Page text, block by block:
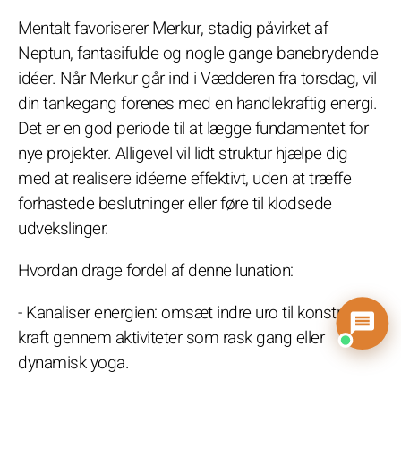
Mentalt favoriserer Merkur, stadig påvirket af
Neptun, fantasifulde og nogle gange banebrydende
idéer. Når Merkur går ind i Vædderen fra torsdag, vil
din tankegang forenes med en handlekraftig energi.
Det er en god periode til at lægge fundamentet for
nye projekter. Alligevel vil lidt struktur hjælpe dig
med at realisere idéerne effektivt, uden at træffe
forhastede beslutninger eller føre til klodsede
udvekslinger.
Hvordan drage fordel af denne lunation:
- Kanaliser energien: omsæt indre uro til konstruktiv
kraft gennem aktiviteter som rask gang eller
dynamisk yoga.